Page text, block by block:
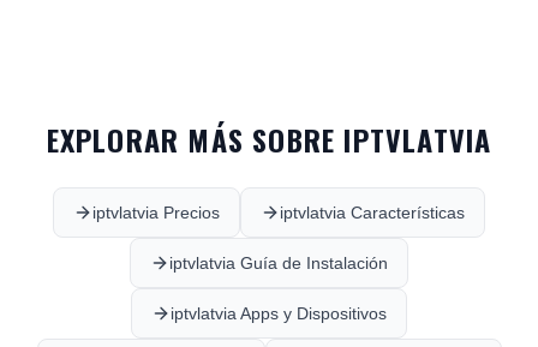
EXPLORAR MÁS SOBRE IPTVLATVIA
iptvlatvia Precios iptvlatvia Características
iptvlatvia Guía de Instalación
iptvlatvia Apps y Dispositivos